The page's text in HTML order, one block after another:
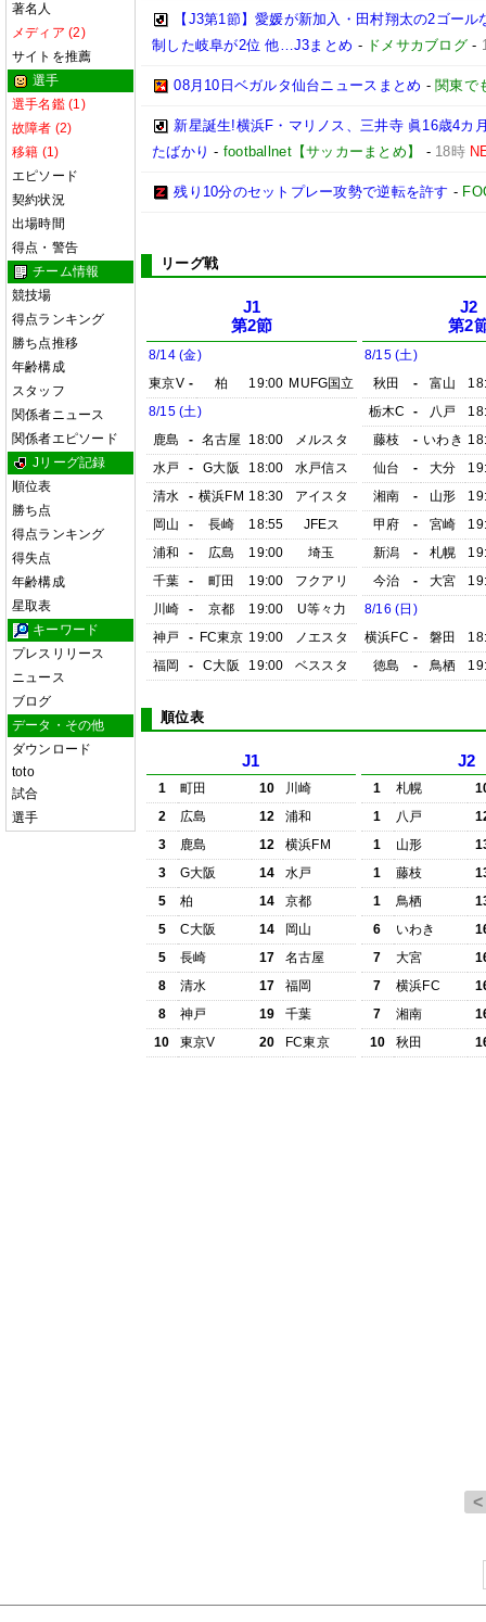
著名人
メディア (2)
サイトを推薦
選手
選手名鑑 (1)
故障者 (2)
移籍 (1)
エピソード
契約状況
出場時間
得点・警告
チーム情報
競技場
得点ランキング
勝ち点推移
年齢構成
スタッフ
関係者ニュース
関係者エピソード
Jリーグ記録
順位表
勝ち点
得点ランキング
得失点
年齢構成
星取表
キーワード
プレスリリース
ニュース
ブログ
データ・その他
ダウンロード
toto
試合
選手
【J3第1節】愛媛が新加入・田村翔太の2ゴー
制した岐阜が2位 他…J3まとめ - ドメサカブログ-
08月10日ベガルタ仙台ニュースまとめ - 関東で
新星誕生!横浜F・マリノス、三井寺 眞16歳4カ
たばかり - footballnet【サッカーまとめ】 - 18時
残り10分のセットプレー攻勢で逆転を許す -
リーグ戦
J1
第2節
8/14 (金)
東京V - 柏 19:00 MUFG国立
8/15 (土)
鹿島
- 名古屋 18:00
メルスタ
水戸
- G大阪 18:00
水戸信ス
清水
- 横浜FM 18:30
アイスタ
岡山
- 長崎 18:55
JFEス
浦和
- 広島 19:00
埼玉
千葉
- 町田 19:00
フクアリ
川崎
- 京都 19:00
U等々力
神戸
- FC東京 19:00
ノエスタ
福岡
- C大阪 19:00 ベススタ
J2
第2
8/15 (土)
秋田
- 富山
栃木C
- 八戸
藤枝
- いわき
仙台
- 大分
湘南
- 山形
甲府
- 宮崎
新潟
- 札幌
今治
- 大宮
8/16 (日)
横浜FC - 磐田
徳島
- 鳥栖
順位表
J1
1 町田 10
川崎
2
広島 12
浦和
3
鹿島 12
横浜FM
3
G大阪 14
水戸
5
柏 14
京都
5
C大阪 14
岡山
5
長崎 17
名古屋
8
清水 17
福岡
8
神戸 19
千葉
10
東京V 20 FC東京
J2
1 札幌
1
八戸
1
山形
1
藤枝
1
鳥栖
6
いわき
7
大宮
7
横浜FC
7
湘南
10
秋田